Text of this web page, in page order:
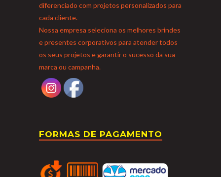
diferenciado com projetos personalizados para
cada cliente.
Nossa empresa seleciona os melhores brindes
e presentes corporativos para atender todos
os seus projetos e garantir o sucesso da sua
marca ou campanha.
FORMAS DE PAGAMENTO